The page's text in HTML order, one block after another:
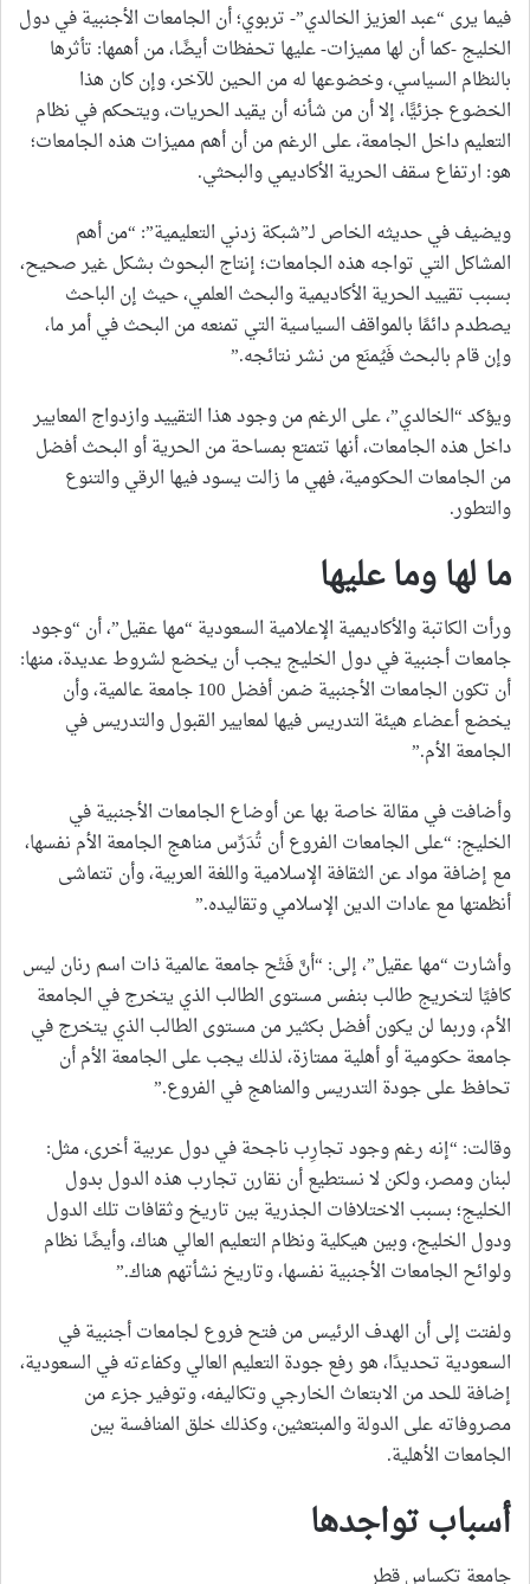
فيما يرى “عبد العزيز الخالدي”- تربوي؛ أن الجامعات الأجنبية في دول
الخليج -كما أن لها مميزات- عليها تحفظات أيضًا، من أهمها: تأثرها
بالنظام السياسي، وخضوعها له من الحين للآخر، وإن كان هذا
الخضوع جزئيًّا، إلا أن من شأنه أن يقيد الحريات، ويتحكم في نظام
التعليم داخل الجامعة، على الرغم من أن أهم مميزات هذه الجامعات؛
هو: ارتفاع سقف الحرية الأكاديمي والبحثي.
ويضيف في حديثه الخاص لـ”شبكة زدني التعليمية”: “من أهم
المشاكل التي تواجه هذه الجامعات؛ إنتاج البحوث بشكل غير صحيح،
بسبب تقييد الحرية الأكاديمية والبحث العلمي، حيث إن الباحث
يصطدم دائمًا بالمواقف السياسية التي تمنعه من البحث في أمر ما،
وإن قام بالبحث فَيُمنَع من نشر نتائجه.”
ويؤكد “الخالدي”، على الرغم من وجود هذا التقييد وازدواج المعايير
داخل هذه الجامعات، أنها تتمتع بمساحة من الحرية أو البحث أفضل
من الجامعات الحكومية، فهي ما زالت يسود فيها الرقي والتنوع
والتطور.
ما لها وما عليها
ورأت الكاتبة والأكاديمية الإعلامية السعودية “مها عقيل”، أن “وجود
جامعات أجنبية في دول الخليج يجب أن يخضع لشروط عديدة، منها:
أن تكون الجامعات الأجنبية ضمن أفضل 100 جامعة عالمية، وأن
يخضع أعضاء هيئة التدريس فيها لمعايير القبول والتدريس في
الجامعة الأم.”
وأضافت في مقالة خاصة بها عن أوضاع الجامعات الأجنبية في
الخليج: “على الجامعات الفروع أن تُدَرِّس مناهج الجامعة الأم نفسها،
مع إضافة مواد عن الثقافة الإسلامية واللغة العربية، وأن تتماشى
أنظمتها مع عادات الدين الإسلامي وتقاليده.”
وأشارت “مها عقيل”، إلى: “أنَّ فَتْح جامعة عالمية ذات اسم رنان ليس
كافيًا لتخريج طالب بنفس مستوى الطالب الذي يتخرج في الجامعة
الأم، وربما لن يكون أفضل بكثير من مستوى الطالب الذي يتخرج في
جامعة حكومية أو أهلية ممتازة، لذلك يجب على الجامعة الأم أن
تحافظ على جودة التدريس والمناهج في الفروع.”
وقالت: “إنه رغم وجود تجارِب ناجحة في دول عربية أخرى، مثل:
لبنان ومصر، ولكن لا نستطيع أن نقارن تجارب هذه الدول بدول
الخليج؛ بسبب الاختلافات الجذرية بين تاريخ وثقافات تلك الدول
ودول الخليج، وبين هيكلية ونظام التعليم العالي هناك، وأيضًا نظام
ولوائح الجامعات الأجنبية نفسها، وتاريخ نشأتهم هناك.”
ولفتت إلى أن الهدف الرئيس من فتح فروع لجامعات أجنبية في
السعودية تحديدًا، هو رفع جودة التعليم العالي وكفاءته في السعودية،
إضافة للحد من الابتعاث الخارجي وتكاليفه، وتوفير جزء من
مصروفاته على الدولة والمبتعثين، وكذلك خلق المنافسة بين
الجامعات الأهلية.
أسباب تواجدها
جامعة تكساس قطر